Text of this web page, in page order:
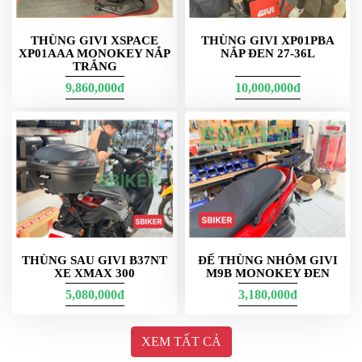
Các bạn công an đồng phục ghé shop có ưu đãi ạ :D
Dung tích rộng rãi và khả năng chứa đồ tối ưu
Thùng nhôm GIVI được thiết kế với không gian chứa đồ rộng rãi,
cho phép bạn mang theo đủ các vật dụng cần thiết cho chuyến đi
dài ngày. Với các ngăn chứa linh hoạt, bạn có thể dễ dàng phân
chia hành lý và bảo vệ các món đồ quan trọng như máy ảnh, đồ
điện tử hay quần áo không bị ướt. Dù bạn đi phượt một mình hay
cùng bạn bè, thùng nhôm GIVI luôn đáp ứng tốt nhu cầu chứa
THÙNG GIVI XSPACE
XP01AAA MONOKEY NẮP
TRẮNG
9,860,000đ
THÙNG GIVI XP01PBA
NẮP ĐEN 27-36L
10,000,000đ
THÙNG SAU GIVI B37NT
XE XMAX 300
5,080,000đ
ĐẾ THÙNG NHÔM GIVI
M9B MONOKEY ĐEN
3,180,000đ
XEM TẤT CẢ